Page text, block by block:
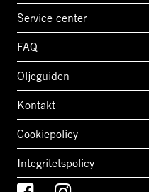
Service center
FAQ
Oljeguiden
Kontakt
Cookiepolicy
Integritetspolicy
FacebookInstagram